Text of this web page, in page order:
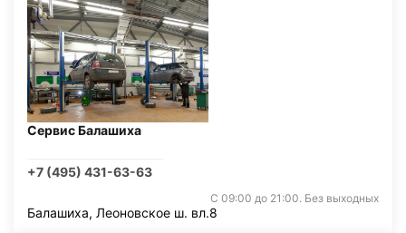
Сервис Балашиха
+7 (495) 431-63-63
С 09:00 до 21:00. Без выходных
Балашиха, Леоновское ш. вл.8